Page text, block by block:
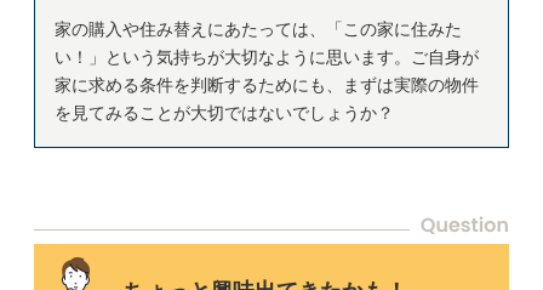
家の購入や住み替えにあたっては、「この家に住みた
い！」という気持ちが大切なように思います。ご自身が
家に求める条件を判断するためにも、まずは実際の物件
を見てみることが大切ではないでしょうか？